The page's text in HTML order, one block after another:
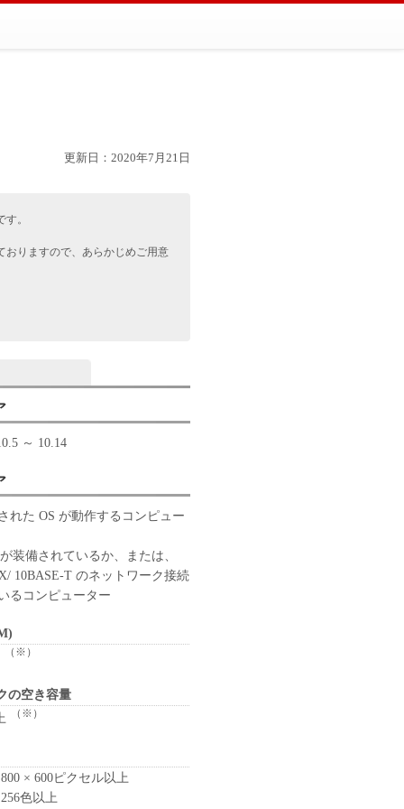
更新日：2020年7月21日
。
おりますので、あらかじめご用意
～ 10.14
れた OS が動作するコンピュー
装備されているか、または、
10BASE-T のネットワーク接続
るコンピューター
（※）
の空き容量
（※）
× 600ピクセル以上
色以上